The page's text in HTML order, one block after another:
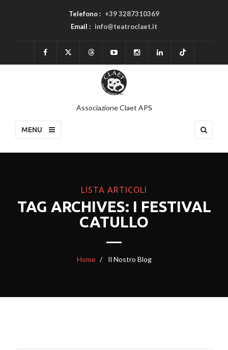
Telefono : +39 3287310369
Email : info@teatroclaet.it
Associazione Claet APS
MENU
LISTA ARTICOLI
TAG ARCHIVES: I FESTIVAL
CATULLO
Home Il Nostro Blog